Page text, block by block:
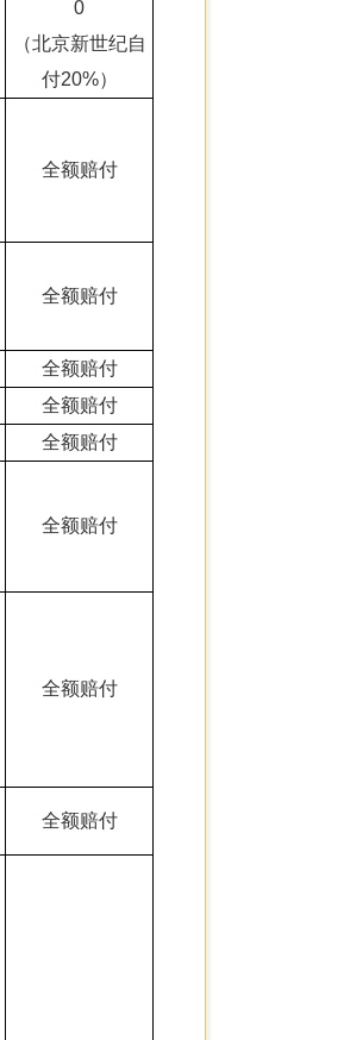
0
（北京新世纪自
付20%）
全额赔付
全额赔付
全额赔付
全额赔付
全额赔付
全额赔付
全额赔付
全额赔付